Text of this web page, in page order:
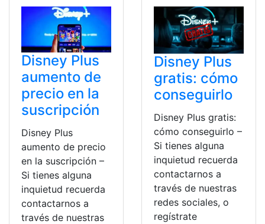
Disney Plus
aumento de
precio en la
suscripción
Disney Plus
aumento de precio
en la suscripción –
Si tienes alguna
inquietud recuerda
contactarnos a
través de nuestras
Disney Plus
gratis: cómo
conseguirlo
Disney Plus gratis:
cómo conseguirlo –
Si tienes alguna
inquietud recuerda
contactarnos a
través de nuestras
redes sociales, o
regístrate